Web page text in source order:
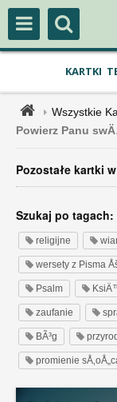
KARTKI
Wszystkie
Powierz Panu
Pozostałe kartki
Szukaj po tagach:
religijne
wersety z Pisma
Psalm
zaufanie
BÃ³g
promienie